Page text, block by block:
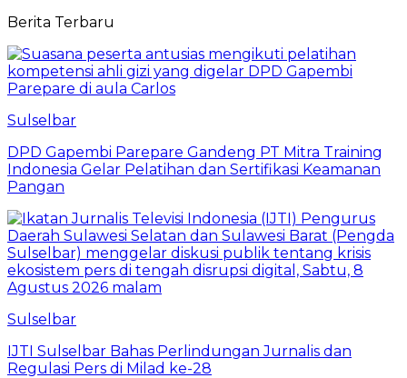
Berita Terbaru
Sulselbar
DPD Gapembi Parepare Gandeng PT Mitra Training
Indonesia Gelar Pelatihan dan Sertifikasi Keamanan
Pangan
Sulselbar
IJTI Sulselbar Bahas Perlindungan Jurnalis dan
Regulasi Pers di Milad ke-28